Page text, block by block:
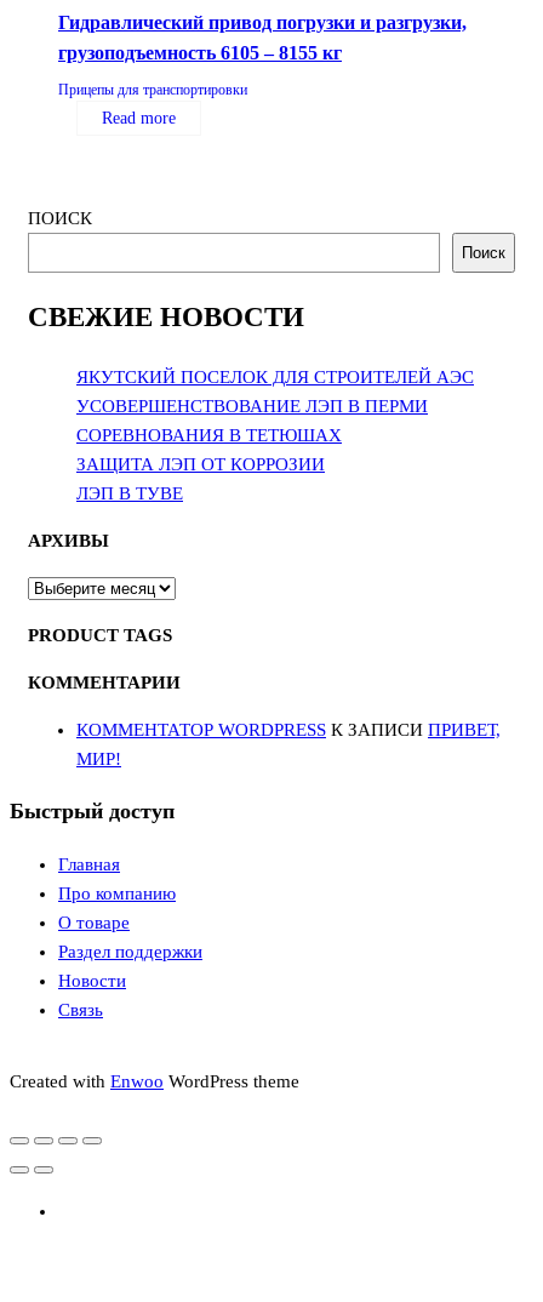
Гидравлический привод погрузки и разгрузки,
грузоподъемность 6105 – 8155 кг
Прицепы для транспортировки
Read more
ПОИСК
Поиск
СВЕЖИЕ НОВОСТИ
ЯКУТСКИЙ ПОСЕЛОК ДЛЯ СТРОИТЕЛЕЙ АЭС
УСОВЕРШЕНСТВОВАНИЕ ЛЭП В ПЕРМИ
СОРЕВНОВАНИЯ В ТЕТЮШАХ
ЗАЩИТА ЛЭП ОТ КОРРОЗИИ
ЛЭП В ТУВЕ
АРХИВЫ
АРХИВЫ
PRODUCT TAGS
КОММЕНТАРИИ
КОММЕНТАТОР WORDPRESS К ЗАПИСИ ПРИВЕТ,
МИР!
Быстрый доступ
Главная
Про компанию
О товаре
Раздел поддержки
Новости
Связь
Created with Enwoo WordPress theme